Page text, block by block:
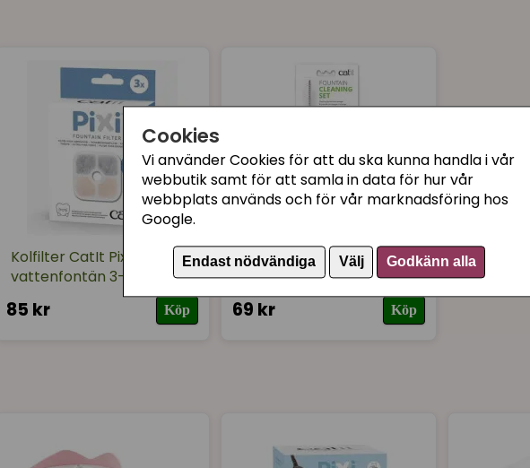
Cookies
Vi använder Cookies för att du ska kunna handla i vår
webbutik samt för att samla in data för hur vår
webbplats används och för vår marknadsföring hos
Google.
Endast nödvändiga Välj Godkänn alla
Kolfilter CatIt Pixi
vattenfontän 3-pack
85 kr Köp
Catit vattenfontän
rengöringskit
69 kr Köp